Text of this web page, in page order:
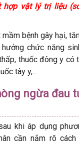
vật lý trị liệu
mầm bệnh gây hại,
hưởng chức năng
thuốc đông y có
tây y,...
ngừa đau
khi áp dụng
cần nắm rõ